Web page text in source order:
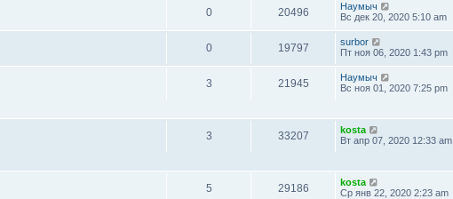
0 20496
Наумыч
Вс дек 20, 2020 5:10 am
0 19797
surbor
Пт ноя 06, 2020 1:43 pm
3 21945
Наумыч
Вс ноя 01, 2020 7:25 pm
3 33207
kosta
Вт апр 07, 2020 12:33 am
5 29186
kosta
Ср янв 22, 2020 2:23 am